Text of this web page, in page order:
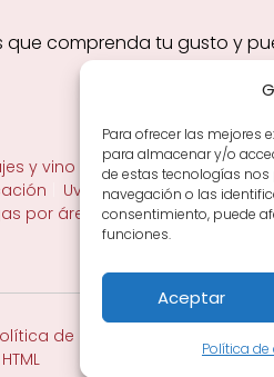
Para ofrecer las mejores
para almacenar y/o
de estas tecnologías
navegación o las
consentimiento, puede
funciones.
Aceptar
Política de
comprenda tu gusto y
y vino en la mesa Tiendas
Uvas y viñedo en Rioja
por área
de Privacidad